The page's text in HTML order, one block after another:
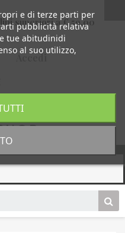
superiori a € 59,00
e di terze parti per
pubblicità relativa
tue abitudinidi
al suo utilizzo,